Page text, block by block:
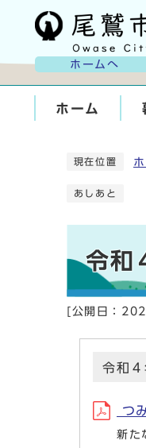
ホームへ
ホーム
現在位置
あしあと
令和
[公開日：
令和４
つ
新た